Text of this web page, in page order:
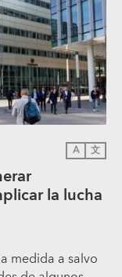
A 文
la lucha
medida a salvo